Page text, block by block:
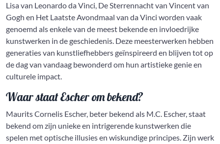
Lisa van Leonardo da Vinci, De Sterrennacht van Vincent van
Gogh en Het Laatste Avondmaal van da Vinci worden vaak
genoemd als enkele van de meest bekende en invloedrijke
kunstwerken in de geschiedenis. Deze meesterwerken hebben
generaties van kunstliefhebbers geïnspireerd en blijven tot op
de dag van vandaag bewonderd om hun artistieke genie en
culturele impact.
Waar staat Escher om bekend?
Maurits Cornelis Escher, beter bekend als M.C. Escher, staat
bekend om zijn unieke en intrigerende kunstwerken die
spelen met optische illusies en wiskundige principes. Zijn werk